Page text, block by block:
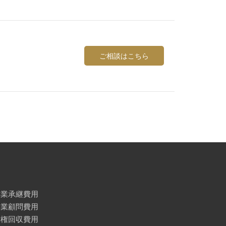
ご相談はこちら
承継費用
顧問費用
回収費用